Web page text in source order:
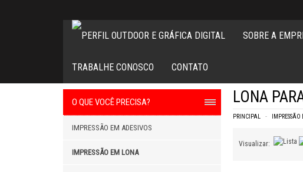
SOBRE A
TRABALHE CONOSCO CONTATO
O QUE VOCÊ PRECISA?
IMPRESSÃO EM ADESIVOS
IMPRESSÃO EM LONA
LONA
PRINCIPAL
Visualizar: